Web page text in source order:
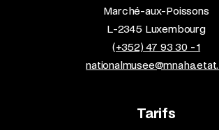
Marché-aux-Poissons
L-2345 Luxembourg
(+352) 47 93 30 - 1
Tarifs